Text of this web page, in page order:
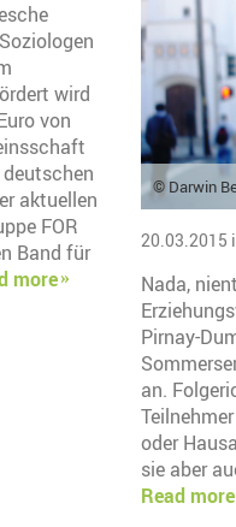
wird
von
aktuellen
FOR
Band für
more
© Darwin
20.03.2015
Nada,
Pirnay-
an.
oder
sie aber
Read more